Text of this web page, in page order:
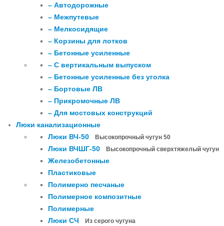
– Автодорожные
– Межпутевые
– Мелкосидящие
– Корзины для лотков
– Бетонные усиленные
– С вертикальным выпуском
– Бетонные усиленные без уголка
– Бортовые ЛВ
– Прикромочные ЛВ
– Для мостовых конструкций
Люки канализационные
Люки ВЧ-50
Высокопрочный чугун 50
Люки ВЧШГ-50 Высокопрочный сверхтяжелый чугун
Железобетонные
Пластиковые
Полимерно песчаные
Полимерное композитные
Полимерные
Люки СЧ
Из серого чугуна